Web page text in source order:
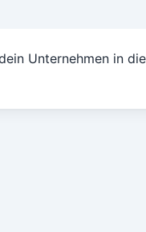
Unternehmen in